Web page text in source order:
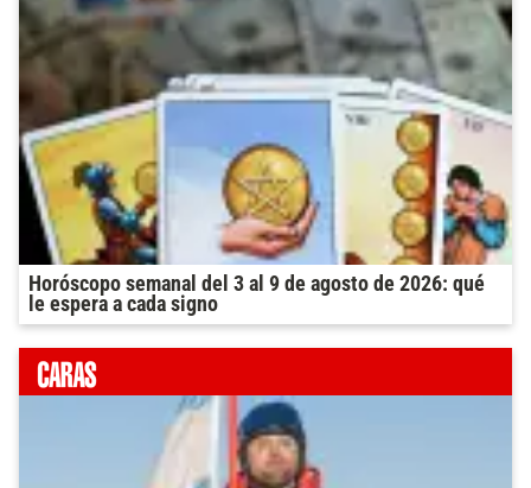
Horóscopo semanal del 3 al 9 de agosto de 2026: qué
le espera a cada signo